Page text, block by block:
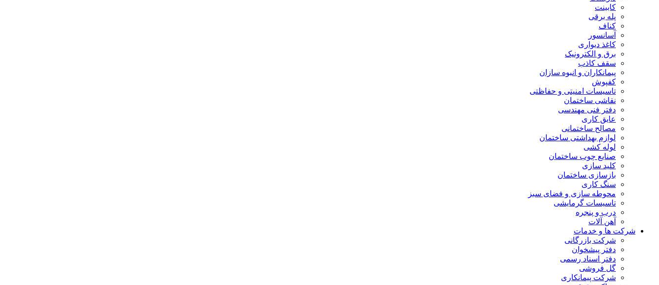
کابینت
پله برقی
کناف
آسانسور
کاغذ دیواری
برق و الکترونیک
سقف کاذب
پیمانکاران و انبوه سازان
کفپوش
تاسیسات امنیتی و حفاظتی
نقاشی ساختمان
دفتر فنی مهندسی
عایق کاری
مصالح ساختمانی
لوازم بهداشتی ساختمان
لوله کشی
صنایع چوب ساختمان
کلید سازی
بازسازی ساختمان
سنگ کاری
محوطه سازی و فضای سبز
تاسیسات گرمایشی
درب و پنجره
آهن آلات
شرکت ها و خدمات
شرکت بازرگانی
دفتر پیشخوان
دفتر اسناد رسمی
گل فروشی
شرکت پیمانکاری